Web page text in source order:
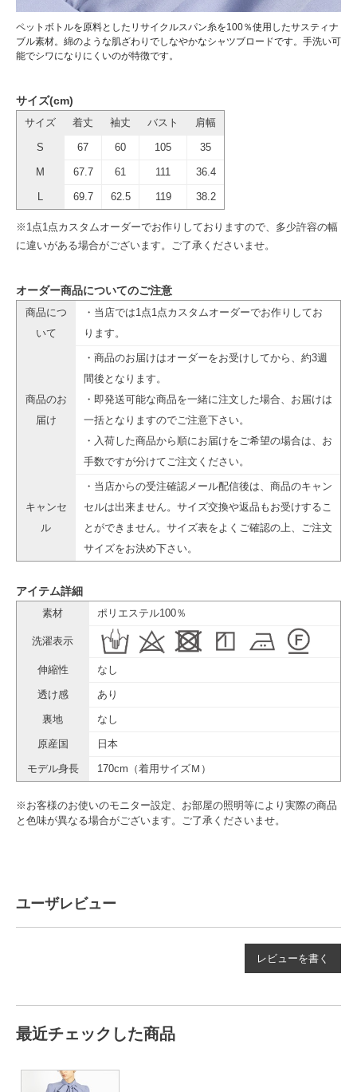
ペットボトルを原料としたリサイクルスパン糸を100％使用したサスティナ
ブル素材。綿のような肌ざわりでしなやかなシャツブロードです。手洗い可
能でシワになりにくいのが特徴です。
サイズ(cm)
サイズ 着丈 袖丈 バスト 肩幅
S 67 60 105 35
M 67.7 61 111 36.4
L 69.7 62.5 119 38.2
※1点1点カスタムオーダーでお作りしておりますので、多少許容の幅
に違いがある場合がございます。ご了承くださいませ。
オーダー商品についてのご注意
商品につ
いて
・当店では1点1点カスタムオーダーでお作りしてお
ります。
商品のお
届け
・商品のお届けはオーダーをお受けしてから、約3週
間後となります。
・即発送可能な商品を一緒に注文した場合、お届けは
一括となりますのでご注意下さい。
・入荷した商品から順にお届けをご希望の場合は、お
手数ですが分けてご注文ください。
キャンセ
ル
・当店からの受注確認メール配信後は、商品のキャン
セルは出来ません。サイズ交換や返品もお受けするこ
とができません。サイズ表をよくご確認の上、ご注文
サイズをお決め下さい。
アイテム詳細
素材 ポリエステル100％
洗濯表示
伸縮性 なし
透け感 あり
裏地 なし
原産国 日本
モデル身長 170cm（着用サイズＭ）
※お客様のお使いのモニター設定、お部屋の照明等により実際の商品
と色味が異なる場合がございます。ご了承くださいませ。
ユーザレビュー
レビューを書く
最近チェックした商品